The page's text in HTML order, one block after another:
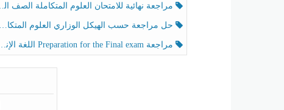
مراجعة نهائية للامتحان العلوم المتكاملة الصف الخامس انسبير الفصل الثالث
حل مراجعة حسب الهيكل الوزاري العلوم المتكاملة الصف الخامس عام الفصل الثالث
مراجعة Preparation for the Final exam اللغة الإنجليزية الصف الرابع الفصل الثالث